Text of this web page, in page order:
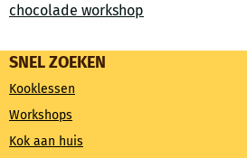
chocolade workshop
SNEL ZOEKEN
Kooklessen
Workshops
Kok aan huis